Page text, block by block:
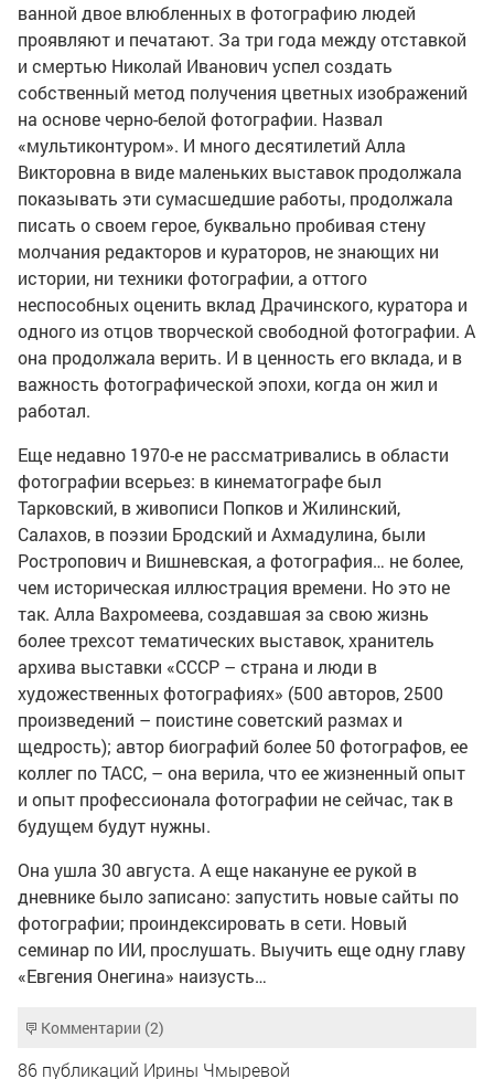
ванной двое влюбленных в фотографию людей
проявляют и печатают. За три года между отставкой
и смертью Николай Иванович успел создать
собственный метод получения цветных изображений
на основе черно-белой фотографии. Назвал
«мультиконтуром». И много десятилетий Алла
Викторовна в виде маленьких выставок продолжала
показывать эти сумасшедшие работы, продолжала
писать о своем герое, буквально пробивая стену
молчания редакторов и кураторов, не знающих ни
истории, ни техники фотографии, а оттого
неспособных оценить вклад Драчинского, куратора и
одного из отцов творческой свободной фотографии. А
она продолжала верить. И в ценность его вклада, и в
важность фотографической эпохи, когда он жил и
работал.
Еще недавно 1970-е не рассматривались в области
фотографии всерьез: в кинематографе был
Тарковский, в живописи Попков и Жилинский,
Салахов, в поэзии Бродский и Ахмадулина, были
Ростропович и Вишневская, а фотография… не более,
чем историческая иллюстрация времени. Но это не
так. Алла Вахромеева, создавшая за свою жизнь
более трехсот тематических выставок, хранитель
архива выставки «СССР – страна и люди в
художественных фотографиях» (500 авторов, 2500
произведений – поистине советский размах и
щедрость); автор биографий более 50 фотографов, ее
коллег по ТАСС, – она верила, что ее жизненный опыт
и опыт профессионала фотографии не сейчас, так в
будущем будут нужны.
Она ушла 30 августа. А еще накануне ее рукой в
дневнике было записано: запустить новые сайты по
фотографии; проиндексировать в сети. Новый
семинар по ИИ, прослушать. Выучить еще одну главу
«Евгения Онегина» наизусть…
Комментарии (2)
86 публикаций Ирины Чмыревой